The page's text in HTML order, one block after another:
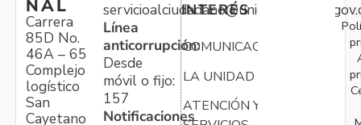
NAL
Carrera
85D No.
46A – 65
Complejo
logístico
San
Cayetano
Línea
anticorrupción:
Desde
móvil o fijo:
157
Notificaciones
INTERÉS
COMUNICACIONES
LA UNIDAD
ATENCIÓN Y